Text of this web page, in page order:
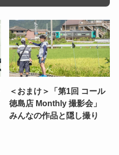
＜おまけ＞「第1回 コール
徳島店 Monthly 撮影会」
みんなの作品と隠し撮り